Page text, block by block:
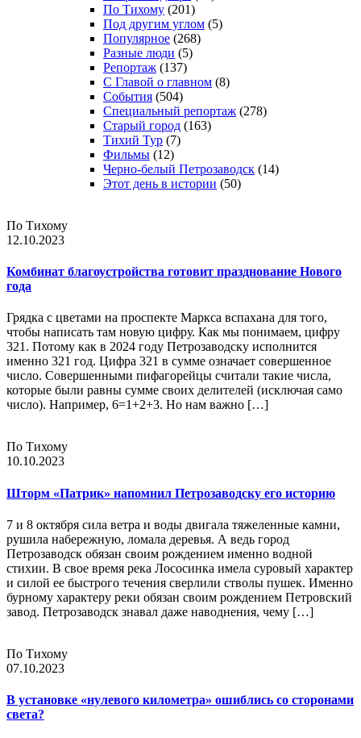
По Тихому (201)
Под другим углом (5)
Популярное (268)
Разные люди (5)
Репортаж (137)
С Главой о главном (8)
События (504)
Специальный репортаж (278)
Старый город (163)
Тихий Тур (7)
Фильмы (12)
Черно-белый Петрозаводск (14)
Этот день в истории (50)
По Тихому
12.10.2023
Комбинат благоустройства готовит празднование Нового
года
Грядка с цветами на проспекте Маркса вспахана для того,
чтобы написать там новую цифру. Как мы понимаем, цифру
321. Потому как в 2024 году Петрозаводску исполнится
именно 321 год. Цифра 321 в сумме означает совершенное
число. Совершенными пифагорейцы считали такие числа,
которые были равны сумме своих делителей (исключая само
число). Например, 6=1+2+3. Но нам важно […]
По Тихому
10.10.2023
Шторм «Патрик» напомнил Петрозаводску его историю
7 и 8 октября сила ветра и воды двигала тяжеленные камни,
рушила набережную, ломала деревья. А ведь город
Петрозаводск обязан своим рождением именно водной
стихии. В свое время река Лососинка имела суровый характер
и силой ее быстрого течения сверлили стволы пушек. Именно
бурному характеру реки обязан своим рождением Петровский
завод. Петрозаводск знавал даже наводнения, чему […]
По Тихому
07.10.2023
В установке «нулевого километра» ошиблись со сторонами
света?